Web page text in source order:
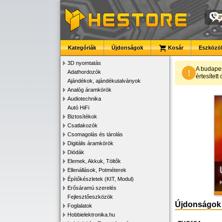
Kategóriák Újdonságok Kosár
3D nyomtatás
Adathordozók
Ajándékok, ajándékutalványok
Analóg áramkörök
Audiotechnika
Autó HiFi
Biztosítékok
Csatlakozók
Csomagolás és tárolás
Digitális áramkörök
Diódák
Elemek, Akkuk, Töltők
Ellenállások, Potméterek
Építőkészletek (KIT, Modul)
Erősáramú szerelés
Fejlesztőeszközök
Foglalatok
Hobbielektronika.hu
! A
értesített
Újdonságok